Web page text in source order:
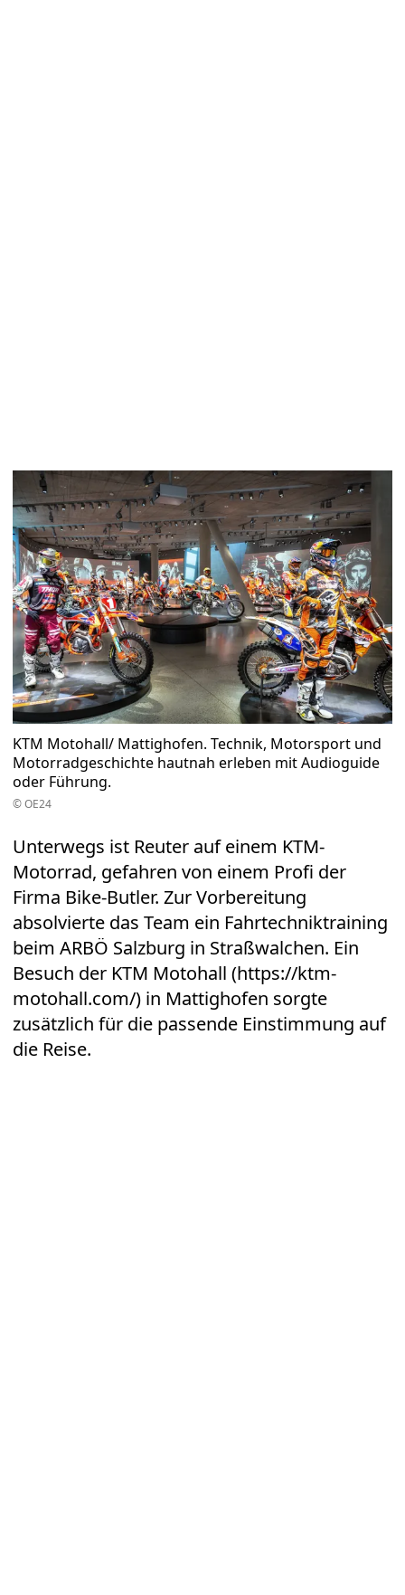
KTM Motohall/ Mattighofen. Technik, Motorsport und
Motorradgeschichte hautnah erleben mit Audioguide
oder Führung.
© OE24
Unterwegs ist Reuter auf einem KTM-
Motorrad, gefahren von einem Profi der
Firma Bike-Butler. Zur Vorbereitung
absolvierte das Team ein Fahrtechniktraining
beim ARBÖ Salzburg in Straßwalchen. Ein
Besuch der KTM Motohall (https://ktm-
motohall.com/) in Mattighofen sorgte
zusätzlich für die passende Einstimmung auf
die Reise.